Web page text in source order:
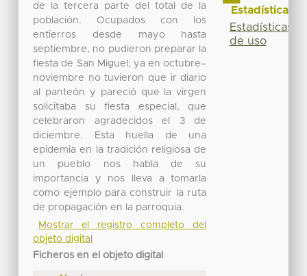
de la tercera parte del total de la
población. Ocupados con los
entierros desde mayo hasta
septiembre, no pudieron preparar la
fiesta de San Miguel; ya en octubre–
noviembre no tuvieron que ir diario
al panteón y pareció que la virgen
solicitaba su fiesta especial, que
celebraron agradecidos el 3 de
diciembre. Esta huella de una
epidemia en la tradición religiosa de
un pueblo nos habla de su
importancia y nos lleva a tomarla
como ejemplo para construir la ruta
de propagación en la parroquia.
Mostrar el registro completo del
objeto digital
Ficheros en el objeto digital
Estadísticas
Estadísticas
de uso